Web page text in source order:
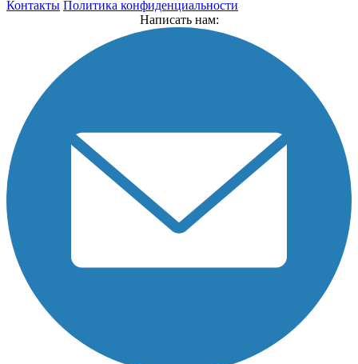
Контакты Политика конфиденциальности
Написать нам: